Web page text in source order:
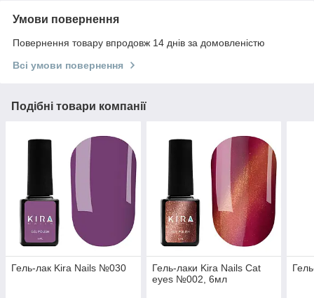
Умови повернення
Повернення товару впродовж 14 днів за домовленістю
Всі умови повернення
Подібні товари компанії
Гель-лак Kira Nails №030
Гель-лаки Kira Nails Cat
eyes №002, 6мл